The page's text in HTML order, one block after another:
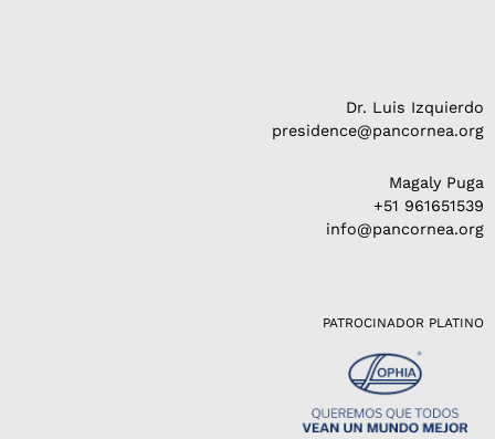
Dr. Luis Izquierdo
presidence@pancornea.org
Magaly Puga
+51 961651539
info@pancornea.org
PATROCINADOR PLATINO